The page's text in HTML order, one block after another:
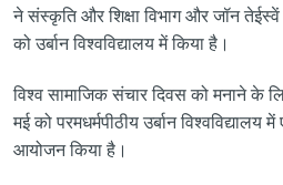
ने संस्कृति और शिक्षा विभाग और जॉन
को उर्बान विश्वविद्यालय में किया है।
विश्व सामाजिक संचार दिवस को मनाने के
मई को परमधर्मपीठीय उर्बान
आयोजन किया है।